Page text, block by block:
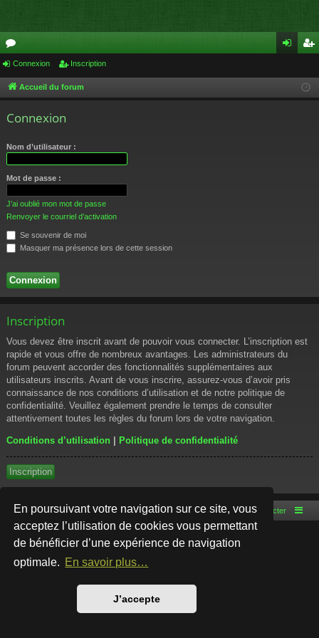
En poursuivant votre navigation sur ce site, vous
acceptez l’utilisation de cookies vous permettant
de bénéficier d’une expérience de navigation
optimale. En savoir plus…
J’accepte
or
u cri
Connexion Inscription
Accueil du forum
Connexion
Nom d’utilisateur :
Mot de passe :
J’ai oublié mon mot de passe
Renvoyer le courriel d’activation
Se souvenir de moi
Masquer ma présence lors de cette session
Inscription
Vous devez être inscrit avant de pouvoir vous connecter. L’inscription est
rapide et vous offre de nombreux avantages. Les administrateurs du
forum peuvent accorder des fonctionnalités supplémentaires aux
utilisateurs inscrits. Avant de vous inscrire, assurez-vous d’avoir pris
connaissance de nos conditions d’utilisation et de notre politique de
confidentialité. Veuillez également prendre le temps de consulter
attentivement toutes les règles du forum lors de votre navigation.
Conditions d’utilisation | Politique de confidentialité
Inscription
Accueil du forum Nous contacter
Développé parphpBB® Forum Software © phpBB Limited
Style par
Traduction française officielle